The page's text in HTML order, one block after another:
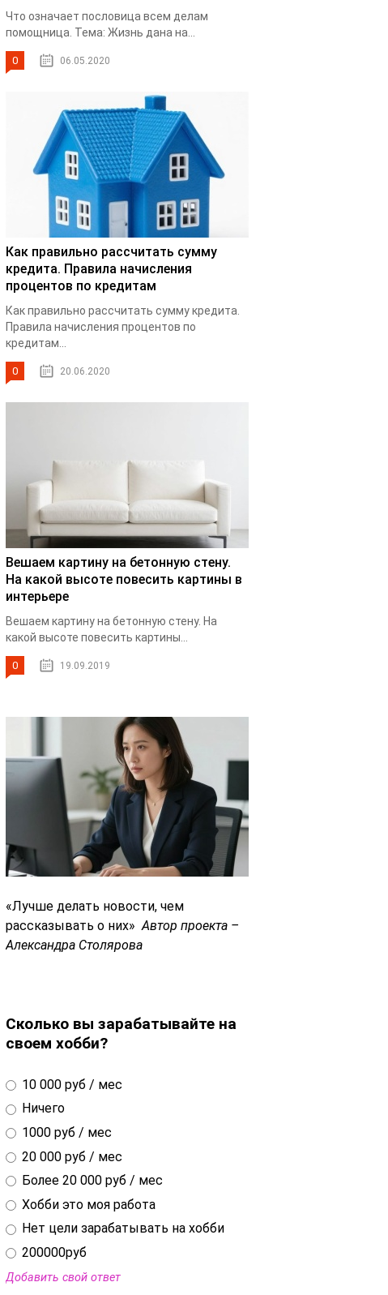
Что означает пословица всем делам
помощница. Тема: Жизнь дана на...
0 06.05.2020
Как правильно рассчитать сумму
кредита. Правила начисления
процентов по кредитам
Как правильно рассчитать сумму кредита.
Правила начисления процентов по
кредитам...
0 20.06.2020
Вешаем картину на бетонную стену.
На какой высоте повесить картины в
интерьере
Вешаем картину на бетонную стену. На
какой высоте повесить картины...
0 19.09.2019
«Лучше делать новости, чем
рассказывать о них»Автор проекта –
Александра Столярова
Сколько вы зарабатывайте на
своем хобби?
10 000 руб / мес
Ничего
1000 руб / мес
20 000 руб / мес
Более 20 000 руб / мес
Хобби это моя работа
Нет цели зарабатывать на хобби
200000руб
Добавить свой ответ